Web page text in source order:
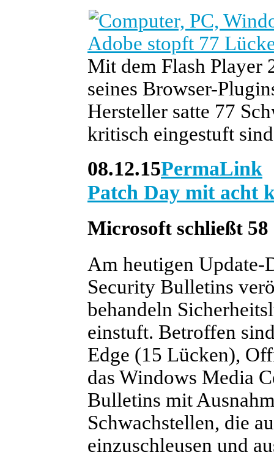
Adobe stopft 77
Mit dem Flash Player
seines Browser-
Hersteller satte 77
kritisch eingestuft
08.12.15PermaLink
Patch Day mit acht
Microsoft schließt
Am heutigen
Security Bulletins
behandeln
einstuft. Betroffen
Edge (15 Lücken),
das Windows Media
Bulletins mit
Schwachstellen, die
einzuschleusen und